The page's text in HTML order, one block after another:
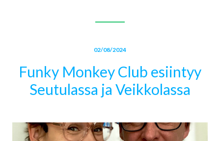
02/08/2024
Funky Monkey Club esiintyy
Seutulassa ja Veikkolassa